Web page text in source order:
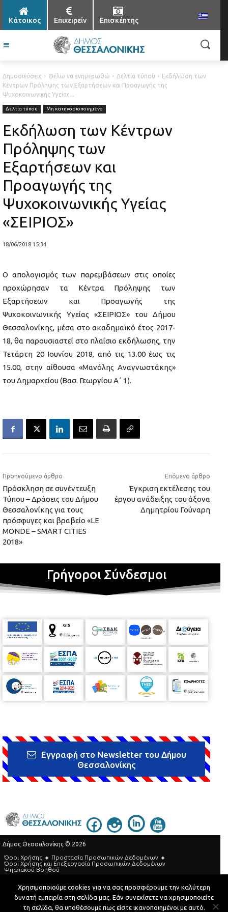
Κάτοικος Επιχειρείν Επισκέπτης
Δημοσιεύσεις Θέλω να ενημερωθώ Δελτία τύπου
Εκδήλωση των
Κέντρων Πρόληψης των Εξαρτήσεων και Προαγωγής της
Ψυχοκοινωνικής Υγείας...
Δελτία τύπου Μη κατηγοριοποιημένο
Εκδήλωση των Κέντρων
Πρόληψης των
Εξαρτήσεων και
Προαγωγής της
Ψυχοκοινωνικής Υγείας
«ΣΕΙΡΙΟΣ»
18/06/2018 15:34
Ο απολογισμός των παρεμβάσεων στις οποίες
προχώρησαν τα Κέντρα Πρόληψης των
Εξαρτήσεων και Προαγωγής της
Ψυχοκοινωνικής Υγείας «ΣΕΙΡΙΟΣ» του Δήμου
Θεσσαλονίκης, μέσα στο ακαδημαϊκό έτος 2017-
18, θα παρουσιαστεί στο πλαίσιο εκδήλωσης, την
Τετάρτη 20 Ιουνίου 2018, από τις 13.00 έως τις
15.00, στην αίθουσα «Μανόλης Αναγνωστάκης»
του Δημαρχείου (Βασ. Γεωργίου Α΄ 1).
Προηγούμενο άρθρο
Πρόσκληση σε συνέντευξη
Τύπου – Δράσεις του Δήμου
Θεσσαλονίκης για τους
πρόσφυγες και βραβείο «LE
MONDE – SMART CITIES
2018»
Επόμενο άρθρο
Έγκριση εκτέλεσης του
έργου ανάδειξης του άξονα
Δημητρίου Γούναρη
Γρήγοροι Σύνδεσμοι
Εγγραφή στο Newsletter του Δήμου
Θεσσαλονίκης
Δήμος Θεσσαλονίκης © 2026
Όροι Χρήσης
Προστασία Προσωπικών Δεδομένων
Όροι Xρήσης και Eπεξεργασία Προσωπικών Δεδομένων
Ψηφιακού Βοηθού
Τηλεφωνικός Κατάλογος
Developed by MyCompany Projects
Χρησιμοποιούμε cookies για να σας προσφέρουμε την καλύτερη
δυνατή εμπειρία στη σελίδα μας. Εάν συνεχίσετε να χρησιμοποιείτε
τη σελίδα, θα υποθέσουμε πως είστε ικανοποιημένοι με αυτό.